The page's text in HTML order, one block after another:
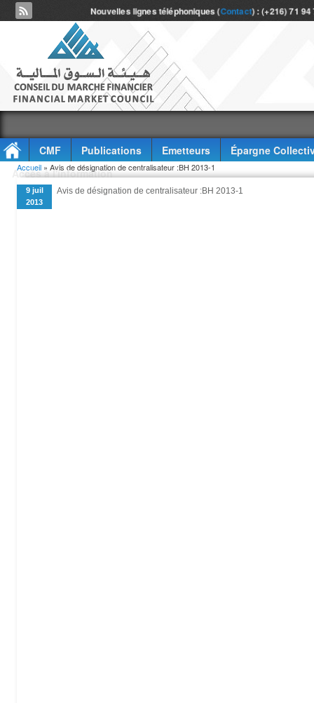
Nouvelles lignes téléphoniques (Contact) : (+216) 71
CMF Publications Emetteurs
Épargne
Accès à l'information
Vous êtes ici
Accueil » Avis de désignation de centralisateur :BH 2013-1
9 juil
2013
Avis de désignation de centralisateur :BH 2013-1